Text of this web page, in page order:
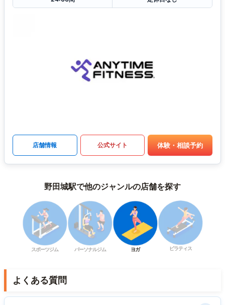
店舗情報 公式サイト 体験・相談予約
野田城駅で他のジャンルの店舗を探す
スポーツジム パーソナルジム ヨガ ピラティス
よくある質問